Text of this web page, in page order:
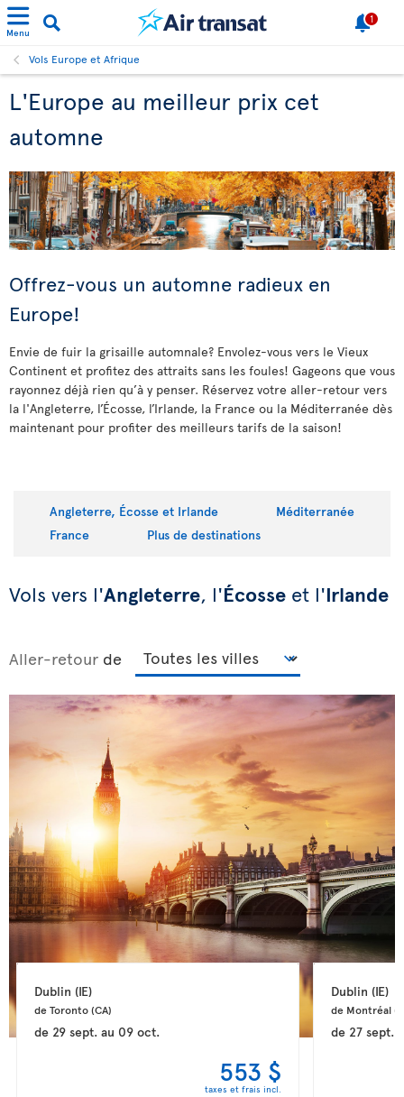
Menu
1
Vols Europe et Afrique
L'Europe au meilleur prix cet
automne
Offrez-vous un automne radieux en
Europe!
Envie de fuir la grisaille automnale? Envolez-vous vers le Vieux
Continent et profitez des attraits sans les foules! Gageons que vous
rayonnez déjà rien qu’à y penser. Réservez votre aller-retour vers
la l'Angleterre, l’Écosse, l’Irlande, la France ou la Méditerranée dès
maintenant pour profiter des meilleurs tarifs de la saison!
Angleterre, Écosse et Irlande
Méditerranée
France
Plus de destinations
Vols vers l'Angleterre, l'Écosse et l'Irlande
Aller-retour de
Dublin (IE)
de Toronto (CA)
de 29 sept.au 09 oct.
553 $
taxes et frais incl.
Dublin (IE)
de Montréal
de 27 sept.